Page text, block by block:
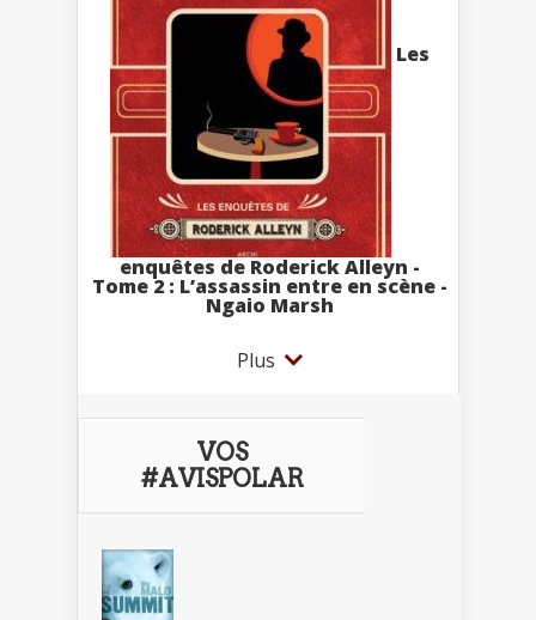
Les
enquêtes de Roderick Alleyn -
Tome 2 : L’assassin entre en scène -
Ngaio Marsh
Plus
VOS
#AVISPOLAR